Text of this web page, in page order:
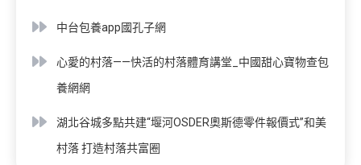
中台包養app國孔子網
心愛的村落——快活的村落體育講堂_中國甜心寶物查包
養網網
湖北谷城多點共建“堰河OSDER奧斯德零件報價式”和美
村落 打造村落共富圈